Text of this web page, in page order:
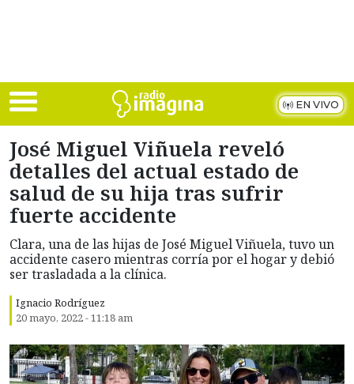
EN VIVO
José Miguel Viñuela reveló
detalles del actual estado de
salud de su hija tras sufrir
fuerte accidente
Clara, una de las hijas de José Miguel Viñuela, tuvo un
accidente casero mientras corría por el hogar y debió
ser trasladada a la clínica.
Ignacio Rodríguez
20 mayo, 2022 - 11:18 am